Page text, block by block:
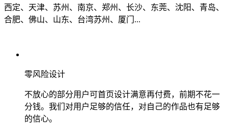
西定、天津、苏州、南京、郑州、长沙、东莞、沈阳、青岛、
合肥、佛山、山东、台湾苏州、厦门...
零风险设计
不放心的部分用户可首页设计满意再付费，前期不花一
分钱。我们对用户足够的信任，对自己的作品也有足够
的信心。